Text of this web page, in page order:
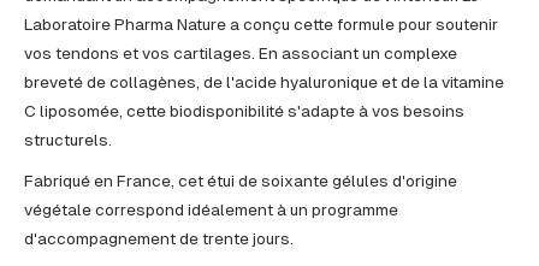
Laboratoire Pharma Nature a conçu cette formule pour soutenir
vos tendons et vos cartilages. En associant un complexe
breveté de collagènes, de l'acide hyaluronique et de la vitamine
C liposomée, cette biodisponibilité s'adapte à vos besoins
structurels.
Fabriqué en France, cet étui de soixante gélules d'origine
végétale correspond idéalement à un programme
d'accompagnement de trente jours.